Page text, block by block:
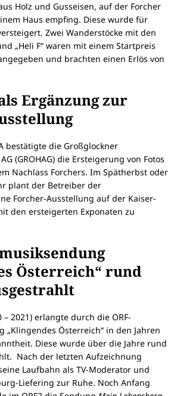
Holz und Gusseisen, auf der Forcher
Haus empfing. Diese wurde für
Zwei Wanderstöcke mit den
„Heli F“ waren mit einem Startpreis
und brachten einen Erlös von
Ergänzung zur
bestätigte die Großglockner
(GROHAG) die Ersteigerung von Fotos
Nachlass Forchers. Im Spätherbst oder
plant der Betreiber der
Forcher-Ausstellung auf der Kaiser-
den ersteigerten Exponaten zu
Österreich“ rund
– 2021) erlangte durch die ORF-
„Klingendes Österreich“ in den Jahren
Diese wurde über die Jahre rund
Nach der letzten Aufzeichnung
Laufbahn als TV-Moderator und
Liefering zur Ruhe. Noch Anfang